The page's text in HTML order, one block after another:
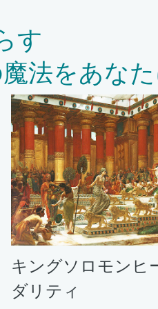
す
法をあな
キングソロモンヒ
ダリティ